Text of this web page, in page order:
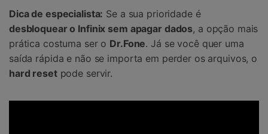
Dica de especialista: Se a sua prioridade é
desbloquear o Infinix sem apagar dados, a opção mais
prática costuma ser o Dr.Fone. Já se você quer uma
saída rápida e não se importa em perder os arquivos, o
hard resetpode servir.